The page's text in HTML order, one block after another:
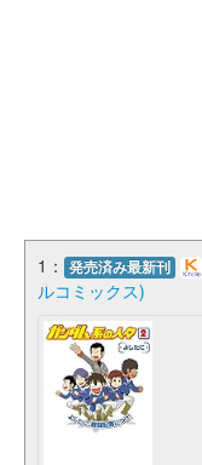
1： 発売済み最新刊
ルコミックス)